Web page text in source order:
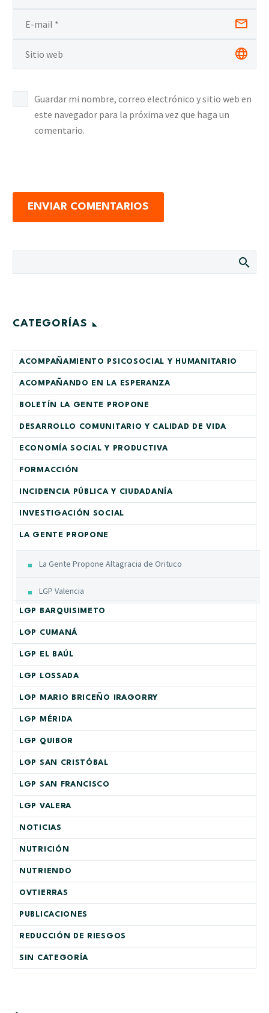
Guardar mi nombre, correo electrónico y sitio web en
este navegador para la próxima vez que haga un
comentario.
ENVIAR COMENTARIOS
CATEGORÍAS
ACOMPAÑAMIENTO PSICOSOCIAL Y HUMANITARIO
ACOMPAÑANDO EN LA ESPERANZA
BOLETÍN LA GENTE PROPONE
DESARROLLO COMUNITARIO Y CALIDAD DE VIDA
ECONOMÍA SOCIAL Y PRODUCTIVA
FORMACCIÓN
INCIDENCIA PÚBLICA Y CIUDADANÍA
INVESTIGACIÓN SOCIAL
LA GENTE PROPONE
La Gente Propone Altagracia de Orituco
LGP Valencia
LGP BARQUISIMETO
LGP CUMANÁ
LGP EL BAÚL
LGP LOSSADA
LGP MARIO BRICEÑO IRAGORRY
LGP MÉRIDA
LGP QUIBOR
LGP SAN CRISTÓBAL
LGP SAN FRANCISCO
LGP VALERA
NOTICIAS
NUTRICIÓN
NUTRIENDO
OVTIERRAS
PUBLICACIONES
REDUCCIÓN DE RIESGOS
SIN CATEGORÍA